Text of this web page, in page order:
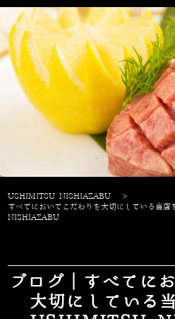
USHIMITSU NISHIAZABU
>
すべてにおいてこだわりを大切にしている当
NISHIAZABU
ブログ｜すべてに
大切にしている